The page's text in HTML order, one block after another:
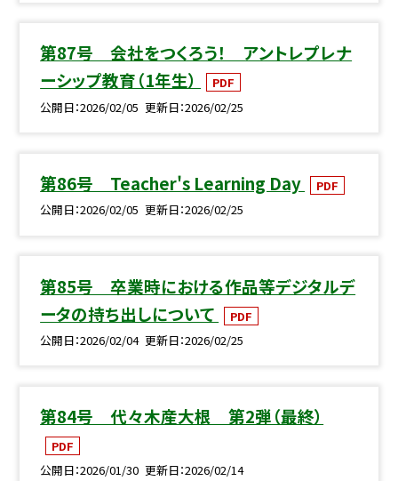
第87号 会社をつくろう！ アントレプレナ
ーシップ教育（1年生）
PDF
公開日 2026/02/05 更新日 2026/02/25
第86号 Teacher's Learning Day
PDF
公開日 2026/02/05 更新日 2026/02/25
第85号 卒業時における作品等デジタルデ
ータの持ち出しについて
PDF
公開日 2026/02/04 更新日 2026/02/25
第84号 代々木産大根 第2弾（最終）
PDF
公開日 2026/01/30 更新日 2026/02/14